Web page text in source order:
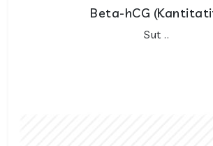
Beta-hCG
Sut ..